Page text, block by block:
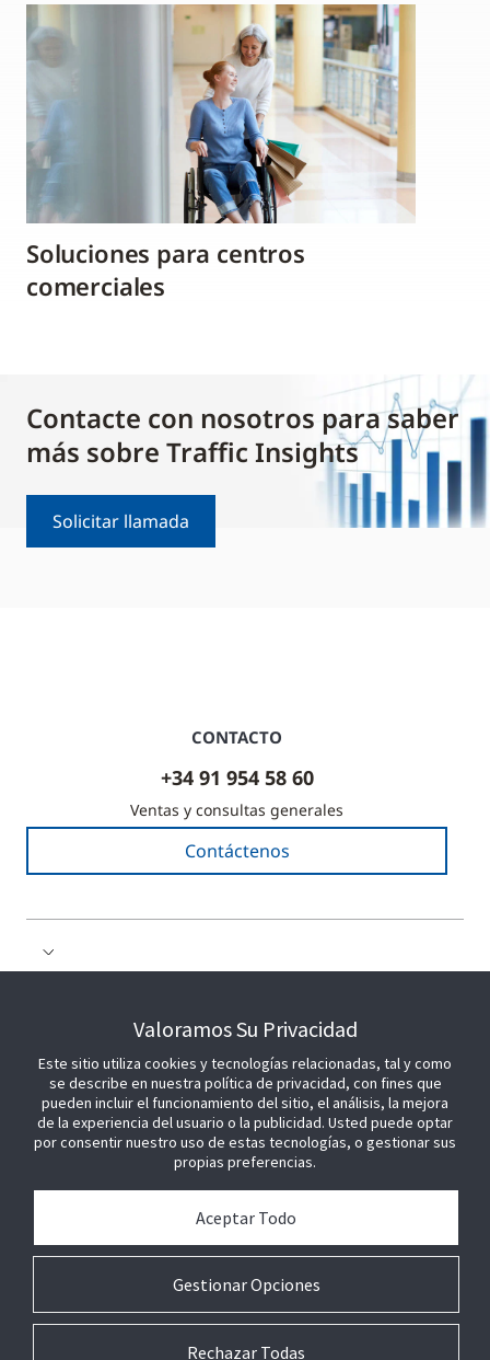
Soluciones para centros
comerciales
Contacte con nosotros para saber
más sobre Traffic Insights
Solicitar llamada
CONTACTO
+34 91 954 58 60
Ventas y consultas generales
Contáctenos
ÚNETE A NOSOTROS
Valoramos Su Privacidad
Este sitio utiliza cookies y tecnologías relacionadas, tal y como
se describe en nuestra política de privacidad, con fines que
pueden incluir el funcionamiento del sitio, el análisis, la mejora
de la experiencia del usuario o la publicidad. Usted puede optar
por consentir nuestro uso de estas tecnologías, o gestionar sus
propias preferencias.
Gestionar Opciones
Aceptar Todo
Rechazar Todas